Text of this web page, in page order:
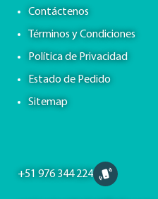
Contáctenos
Términos y Condiciones
Política de Privacidad
Estado de Pedido
Sitemap
+51 976 344 224